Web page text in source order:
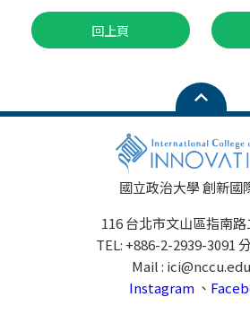
回上頁
國立政治大學 創新國
116 台北市文山區指南
TEL: +886-2-2939-3091
Mail :
Instagram、